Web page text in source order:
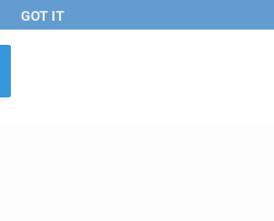
GOT IT